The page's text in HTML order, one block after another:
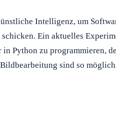
Intelligenz, um
Ein aktuelles
Python zu programmieren,
sind so